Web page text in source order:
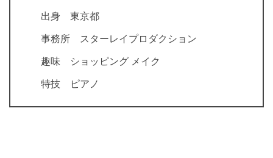
出身 東京都
事務所 スターレイプロダクション
趣味 ショッピング メイク
特技 ピアノ